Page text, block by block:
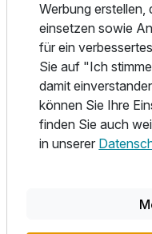
Ausstattung
Im Sporthotel
folgenden Wohntypen
Zimmer, Komfort
unsere Zimmer bieten
erwarten dürfen für
Familien oder bei
geräumigen
ideale Option. Mit bis
behaglicher und
Werbung erstellen,
einsetzen sowie
für ein
Sie auf "Ich
damit
können Sie Ihre
finden Sie auch
in unserer